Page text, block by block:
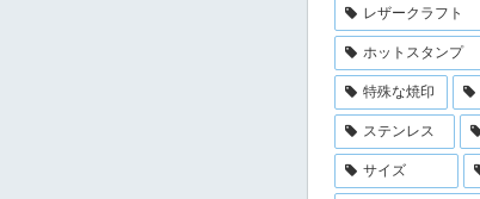
レザークラフト
ホットスタンプ
特殊な焼印
ステンレス
サイズ